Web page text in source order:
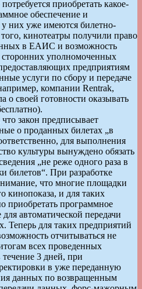
приобретать какое-
обеспечение и
у них уже имеются билетно-
кинотеатры получили право
в ЕАИС и возможность
сторонних уполномоченных
предприятиям
услуги по сбору и передаче
компании Rentrak,
о своей готовности оказывать
закон предписывает
о проданных билетах „в
для выполнения
культуры вынуждено обязать
„не реже одного раза в
билетов“. При разработке
что многие площадки
кинопоказа, и для таких
приобретать программное
автоматической передачи
Теперь для таких предприятий
отчитываться не
всех проведенных
течение 3 дней, при
в уже переданную
данных по возвращенным